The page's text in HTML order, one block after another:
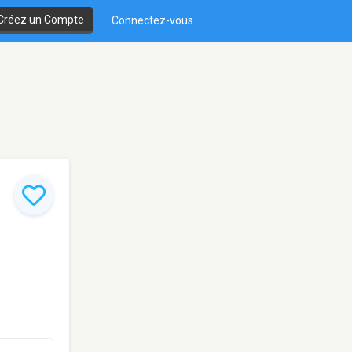
un Compte Connectez-vous